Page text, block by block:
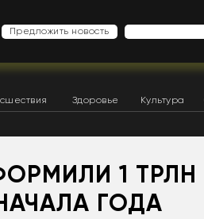
Предложить новость
Здоровье Культура
1 ТРЛН
ГОДА